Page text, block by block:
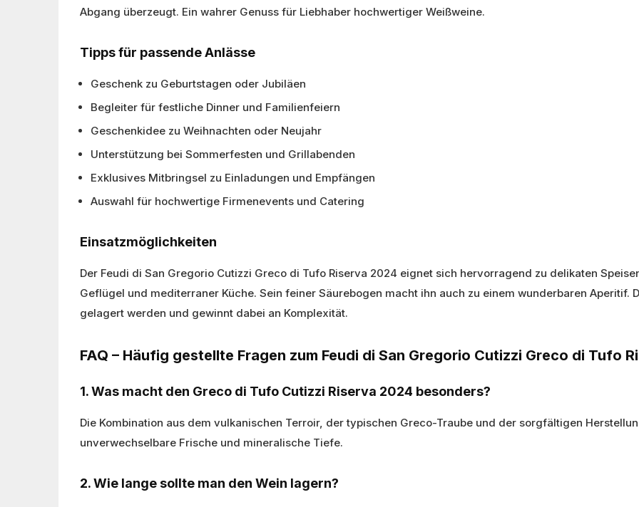
Abgang überzeugt. Ein wahrer Genuss für Liebhaber hochwertiger Weißweine.
Tipps für passende Anlässe
Geschenk zu Geburtstagen oder Jubiläen
Begleiter für festliche Dinner und Familienfeiern
Geschenkidee zu Weihnachten oder Neujahr
Unterstützung bei Sommerfesten und Grillabenden
Exklusives Mitbringsel zu Einladungen und Empfängen
Auswahl für hochwertige Firmenevents und Catering
Einsatzmöglichkeiten
Der Feudi di San Gregorio Cutizzi Greco di Tufo Riserva 2024 eignet sich hervorragend zu delikaten
Geflügel und mediterraner Küche. Sein feiner Säurebogen macht ihn auch zu einem wunderbaren Aperitif.
gelagert werden und gewinnt dabei an Komplexität.
FAQ – Häufig gestellte Fragen zum Feudi di San Gregorio Cutizzi Greco di Tufo
1. Was macht den Greco di Tufo Cutizzi Riserva 2024 besonders?
Die Kombination aus dem vulkanischen Terroir, der typischen Greco-Traube und der sorgfältigen
unverwechselbare Frische und mineralische Tiefe.
2. Wie lange sollte man den Wein lagern?